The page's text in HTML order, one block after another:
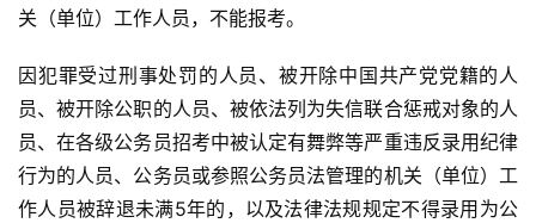
关（单位）工作人员，不能报考。
因犯罪受过刑事处罚的人员、被开除中国共产党党籍的人
员、被开除公职的人员、被依法列为失信联合惩戒对象的人
员、在各级公务员招考中被认定有舞弊等严重违反录用纪律
行为的人员、公务员或参照公务员法管理的机关（单位）工
作人员被辞退未满5年的，以及法律法规规定不得录用为公